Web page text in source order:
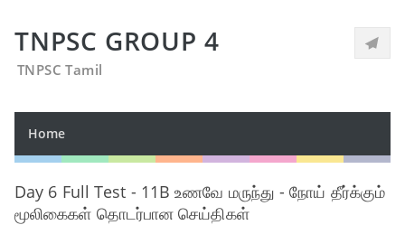
TNPSC GROUP 4
TNPSC Tamil
Home
Day 6 Full Test - 11B உணவே மருந்து - நோய் தீர்க்கும்
மூலிகைகள் தொடர்பான செய்திகள்